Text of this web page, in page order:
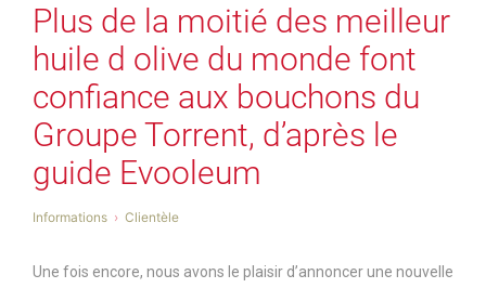
Plus de la moitié des meilleur
huile d olive du monde font
confiance aux bouchons du
Groupe Torrent, d’après le
guide Evooleum
Informations Clientèle
Une fois encore, nous avons le plaisir d’annoncer une nouvelle